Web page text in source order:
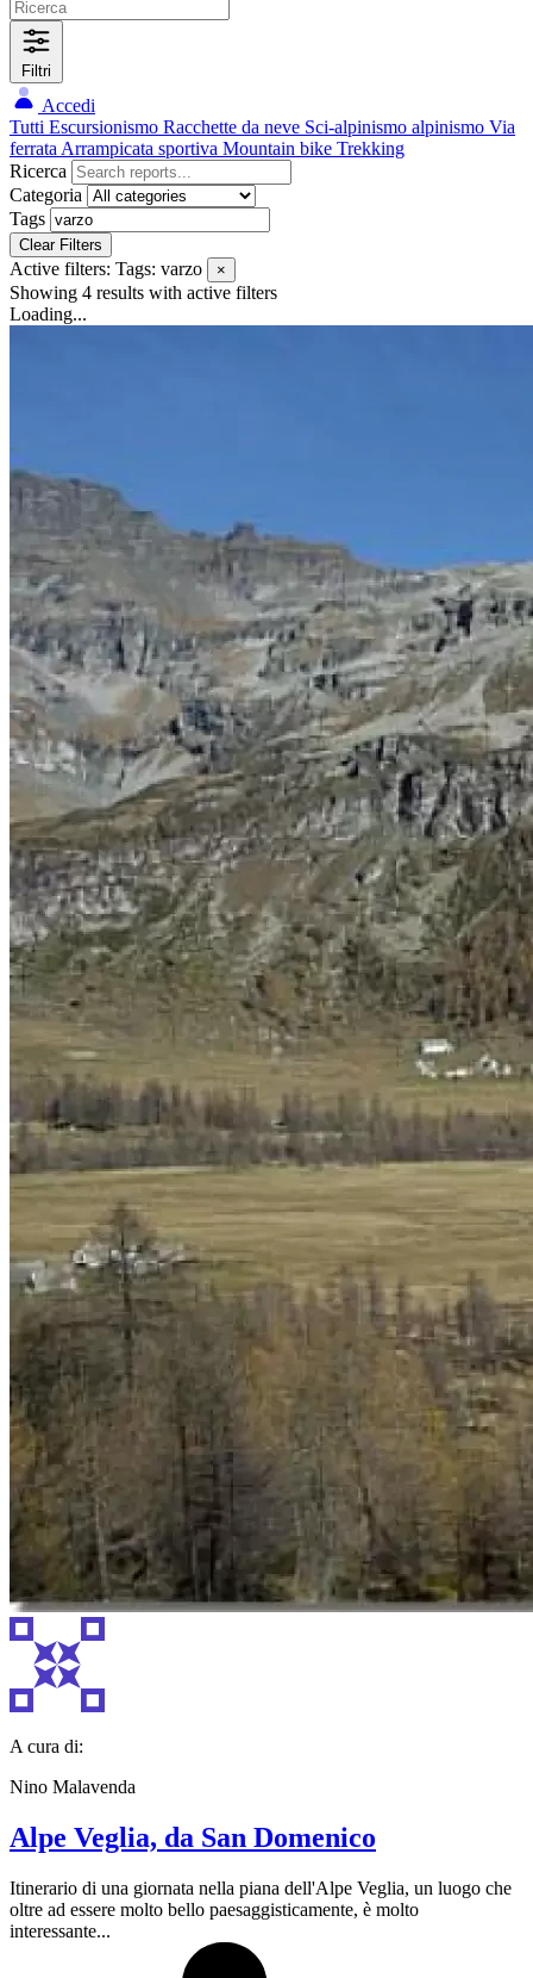
Filtri
Accedi
Tutti Escursionismo Racchette da neve Sci-alpinismo alpinismo Via
ferrata Arrampicata sportiva Mountain bike Trekking
Ricerca
Categoria
Tags
Clear Filters
Active filters: Tags: varzo ×
Showing 4 results with active filters
Loading...
A cura di:
Nino Malavenda
Alpe Veglia, da San Domenico
Itinerario di una giornata nella piana dell'Alpe Veglia, un luogo che
oltre ad essere molto bello paesaggisticamente, è molto
interessante...